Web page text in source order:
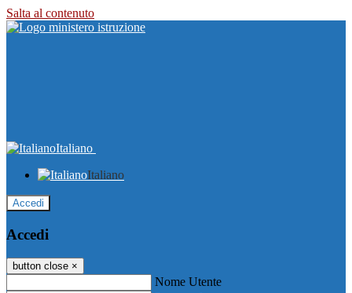
Salta al contenuto
Italiano
Italiano
Accedi
Accedi
button close ×
Nome Utente